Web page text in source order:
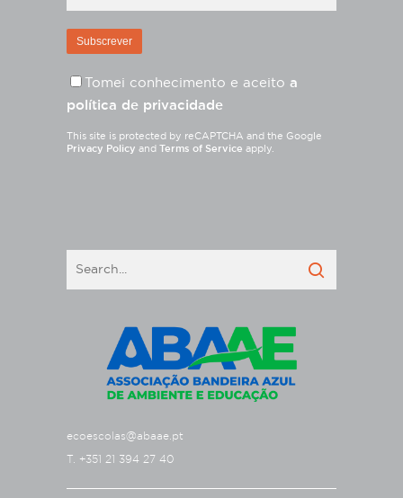
Tomei conhecimento e aceito a
política de privacidade
This site is protected by reCAPTCHA and the Google
Privacy Policy and Terms of Service apply.
ecoescolas@abaae.pt
T. +351 21 394 27 40